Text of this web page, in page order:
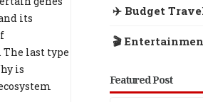
its
last type
is
✈️ Budget
🎬
Featured Post